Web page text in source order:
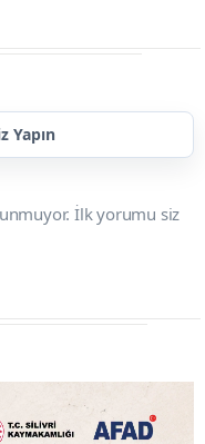
Yapın
İlk yorumu siz